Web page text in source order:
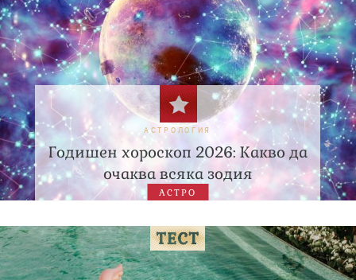
АСТРОЛОГИЯ
Годишен хороскоп 2026: Какво да
очаква всяка зодия
АСТРО